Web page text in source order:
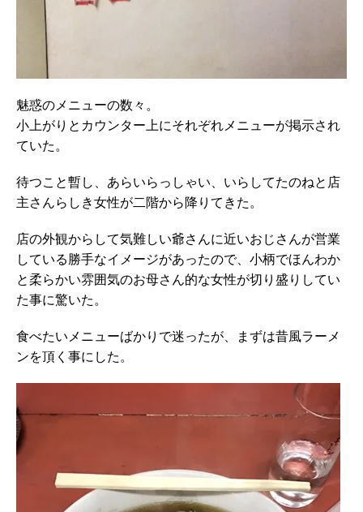
魅惑のメニューの数々。
小上がりとカウンター上にそれぞれメニューが掲示され
ていた。
待つこと暫し、あらいらっしゃい、いらしてたのねと店
主さんらしき女性が二階から降りてきた。
店の外観からして気難しい爺さんに近いおじさんが営業
している勝手なイメージがあったので、小柄でほんわか
と柔らかい雰囲気のお母さん的な女性が切り盛りしてい
た事に驚いた。
食べたいメニューばかりで迷ったが、まずは昔風ラーメ
ンを頂く事にした。